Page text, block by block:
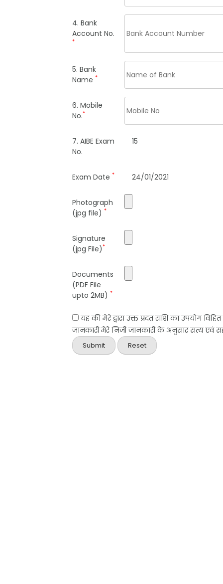
4. Bank
Account No.
*
5. Bank
Name *
6. Mobile
No.*
7. AIBE Exam
No.
15
Exam Date * 24/01/2021
Photograph
(jpg file) *
Signature
(jpg File)*
Documents
(PDF File
upto 2MB) *
यह की मेरे द्वारा उक्त प्रदत राशि का उपयोग
जानकारी मेरे निजी जानकारी के अनुसार सत्य एवं